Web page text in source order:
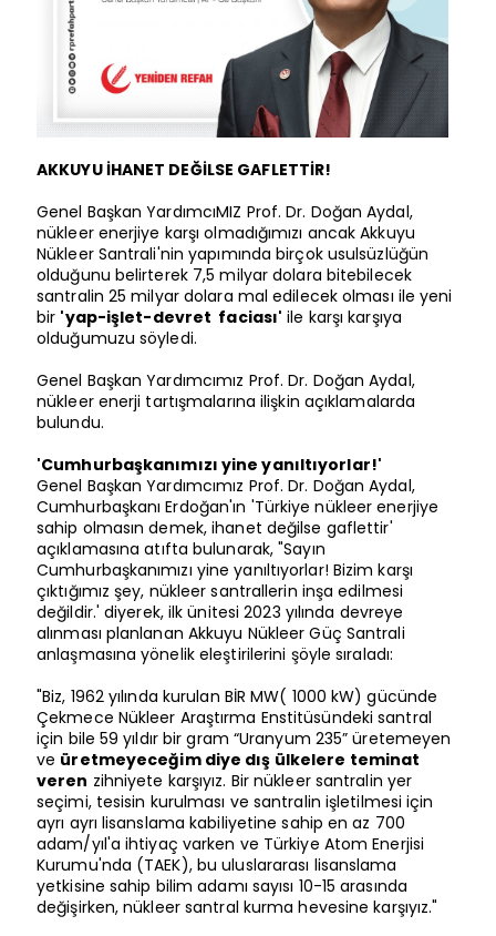
AKKUYU İHANET DEĞİLSE GAFLETTİR!
Genel Başkan YardımcıMIZ Prof. Dr. Doğan Aydal,
nükleer enerjiye karşı olmadığımızı ancak Akkuyu
Nükleer Santrali'nin yapımında birçok usulsüzlüğün
olduğunu belirterek 7,5 milyar dolara bitebilecek
santralin 25 milyar dolara mal edilecek olması ile yeni
bir 'yap-işlet-devret faciası' ile karşı karşıya
olduğumuzu söyledi.
Genel Başkan Yardımcımız Prof. Dr. Doğan Aydal,
nükleer enerji tartışmalarına ilişkin açıklamalarda
bulundu.
'Cumhurbaşkanımızı yine yanıltıyorlar!'
Genel Başkan Yardımcımız Prof. Dr. Doğan Aydal,
Cumhurbaşkanı Erdoğan'ın 'Türkiye nükleer enerjiye
sahip olmasın demek, ihanet değilse gaflettir'
açıklamasına atıfta bulunarak, "Sayın
Cumhurbaşkanımızı yine yanıltıyorlar! Bizim karşı
çıktığımız şey, nükleer santrallerin inşa edilmesi
değildir.' diyerek, ilk ünitesi 2023 yılında devreye
alınması planlanan Akkuyu Nükleer Güç Santrali
anlaşmasına yönelik eleştirilerini şöyle sıraladı:
"Biz, 1962 yılında kurulan BİR MW( 1000 kW) gücünde
Çekmece Nükleer Araştırma Enstitüsündeki santral
için bile 59 yıldır bir gram “Uranyum 235” üretemeyen
ve üretmeyeceğim diye dış ülkelere teminat
veren zihniyete karşıyız. Bir nükleer santralin yer
seçimi, tesisin kurulması ve santralin işletilmesi için
ayrı ayrı lisanslama kabiliyetine sahip en az 700
adam/yıl'a ihtiyaç varken ve Türkiye Atom Enerjisi
Kurumu'nda (TAEK), bu uluslararası lisanslama
yetkisine sahip bilim adamı sayısı 10-15 arasında
değişirken, nükleer santral kurma hevesine karşıyız."